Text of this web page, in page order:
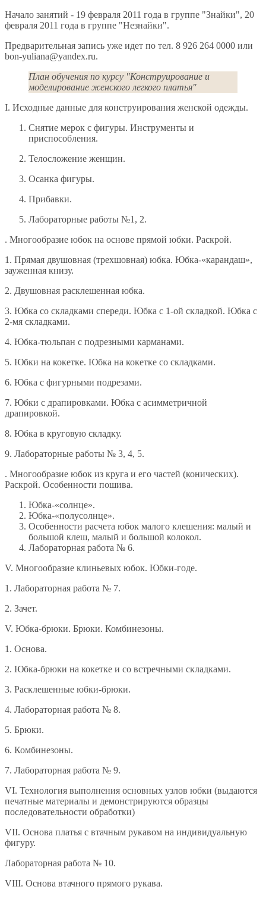
Начало занятий - 19 февраля 2011 года в группе "Знайки", 20
февраля 2011 года в группе "Незнайки".
Предварительная запись уже идет по тел. 8 926 264 0000 или
bon-yuliana@yandex.ru.
План обучения по курсу "Конструирование и
моделирование женского легкого платья"
I. Исходные данные для конструирования женской одежды.
Снятие мерок с фигуры. Инструменты и
приспособления.
Телосложение женщин.
Осанка фигуры.
Прибавки.
Лабораторные работы №1, 2.
. Многообразие юбок на основе прямой юбки. Раскрой.
1. Прямая двушовная (трехшовная) юбка. Юбка-«карандаш»,
зауженная книзу.
2. Двушовная расклешенная юбка.
3. Юбка со складками спереди. Юбка с 1-ой складкой. Юбка с
2-мя складками.
4. Юбка-тюльпан с подрезными карманами.
5. Юбки на кокетке. Юбка на кокетке со складками.
6. Юбка с фигурными подрезами.
7. Юбки с драпировками. Юбка с асимметричной
драпировкой.
8. Юбка в круговую складку.
9. Лабораторные работы № 3, 4, 5.
. Многообразие юбок из круга и его частей (конических).
Раскрой. Особенности пошива.
Юбка-«солнце».
Юбка-«полусолнце».
Особенности расчета юбок малого клешения: малый и
большой клеш, малый и большой колокол.
Лабораторная работа № 6.
V. Многообразие клиньевых юбок. Юбки-годе.
1. Лабораторная работа № 7.
2. Зачет.
V. Юбка-брюки. Брюки. Комбинезоны.
1. Основа.
2. Юбка-брюки на кокетке и со встречными складками.
3. Расклешенные юбки-брюки.
4. Лабораторная работа № 8.
5. Брюки.
6. Комбинезоны.
7. Лабораторная работа № 9.
VI. Технология выполнения основных узлов юбки (выдаются
печатные материалы и демонстрируются образцы
последовательности обработки)
VII. Основа платья с втачным рукавом на индивидуальную
фигуру.
Лабораторная работа № 10.
VIII. Основа втачного прямого рукава.